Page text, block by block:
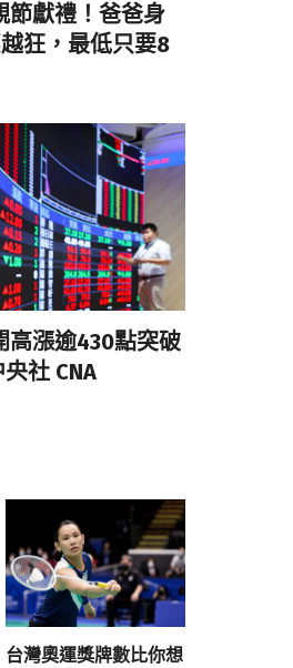
節獻禮！爸爸身
狂，最低只要8
漲逾430點突破
社 CNA
台灣奧運獎牌數比你想